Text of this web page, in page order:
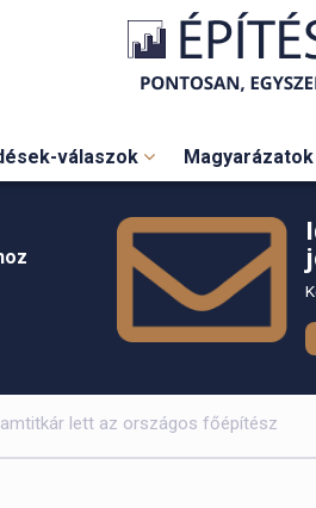
válaszok Magyarázatok
lett az országos főépítész